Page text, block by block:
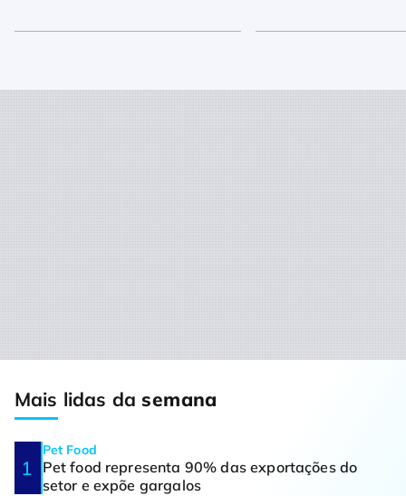
Mais lidas dasemana
Pet Food
Pet food representa 90% das exportações do
setor e expõe gargalos